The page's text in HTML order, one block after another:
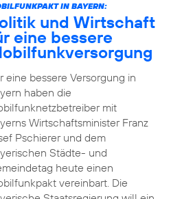
IN BAYERN:
und Wirtschaft
eine bessere
eine bessere Versorgung in
haben die
mit
Wirtschaftsminister Franz
Pschierer und dem
Städte- und
heute einen
vereinbart. Die